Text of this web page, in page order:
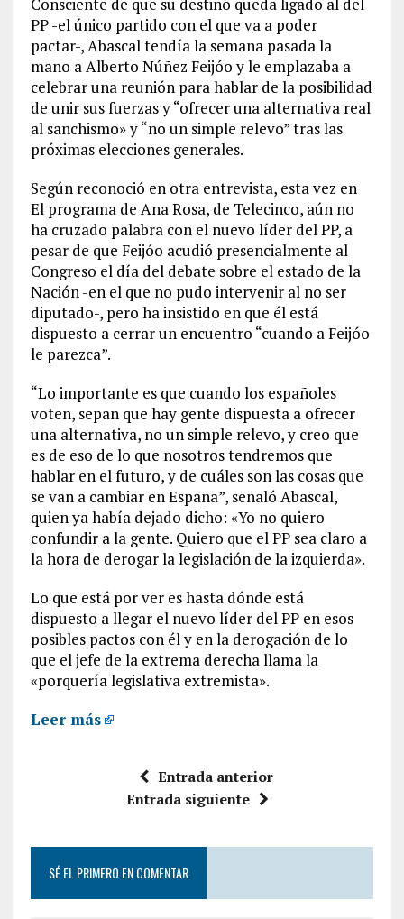
PP -el único partido con el que va a poder
pactar-, Abascal tendía la semana pasada la
mano a Alberto Núñez Feijóo y le emplazaba a
celebrar una reunión para hablar de la posibilidad
de unir sus fuerzas y “ofrecer una alternativa real
al sanchismo» y “no un simple relevo” tras las
próximas elecciones generales.
Según reconoció en otra entrevista, esta vez en
El programa de Ana Rosa, de Telecinco, aún no
ha cruzado palabra con el nuevo líder del PP, a
pesar de que Feijóo acudió presencialmente al
Congreso el día del debate sobre el estado de la
Nación -en el que no pudo intervenir al no ser
diputado-, pero ha insistido en que él está
dispuesto a cerrar un encuentro “cuando a Feijóo
le parezca”.
“Lo importante es que cuando los españoles
voten, sepan que hay gente dispuesta a ofrecer
una alternativa, no un simple relevo, y creo que
es de eso de lo que nosotros tendremos que
hablar en el futuro, y de cuáles son las cosas que
se van a cambiar en España”, señaló Abascal,
quien ya había dejado dicho: «Yo no quiero
confundir a la gente. Quiero que el PP sea claro a
la hora de derogar la legislación de la izquierda».
Lo que está por ver es hasta dónde está
dispuesto a llegar el nuevo líder del PP en esos
posibles pactos con él y en la derogación de lo
que el jefe de la extrema derecha llama la
«porquería legislativa extremista».
Leer más
Entrada anterior
Entrada siguiente
SÉ EL PRIMERO EN COMENTAR